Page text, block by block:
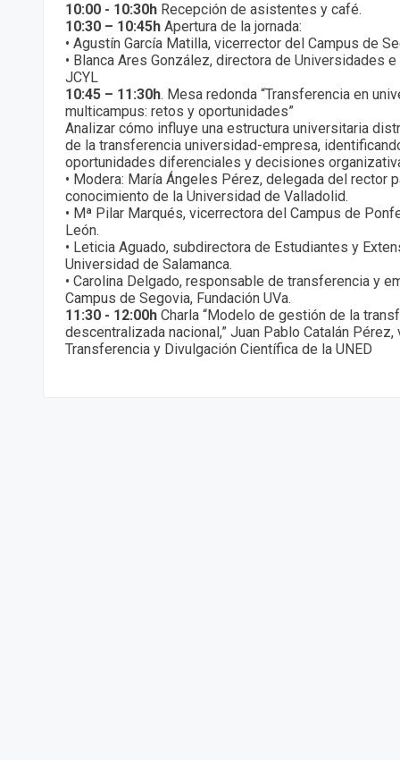
10:00 - 10:30h Recepción de asistentes y café.
10:30 – 10:45h Apertura de la jornada:
• Agustín García Matilla, vicerrector del Campus de
• Blanca Ares González, directora de Universidades
JCYL
10:45 – 11:30h. Mesa redonda “Transferencia en
multicampus: retos y oportunidades”
Analizar cómo influye una estructura universitaria
de la transferencia universidad-empresa,
oportunidades diferenciales y decisiones
• Modera: María Ángeles Pérez, delegada del rector
conocimiento de la Universidad de Valladolid.
• Mª Pilar Marqués, vicerrectora del Campus de
León.
• Leticia Aguado, subdirectora de Estudiantes y
Universidad de Salamanca.
• Carolina Delgado, responsable de transferencia y
Campus de Segovia, Fundación UVa.
11:30 - 12:00h Charla “Modelo de gestión de la
descentralizada nacional,” Juan Pablo Catalán
Transferencia y Divulgación Científica de la UNED